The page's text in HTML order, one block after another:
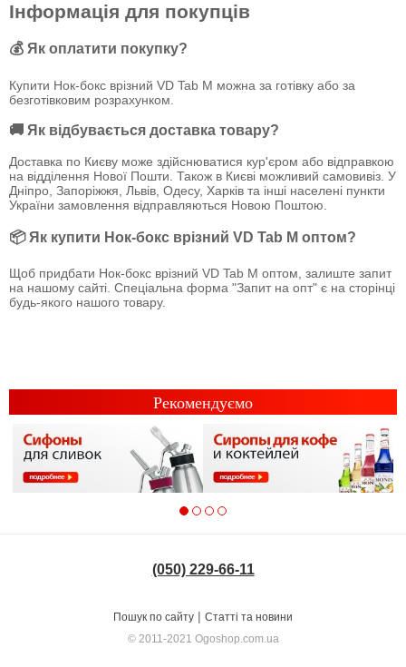
Інформація для покупців
💰 Як оплатити покупку?
Купити Нок-бокс врізний VD Tab M можна за готівку або за
безготівковим розрахунком.
🚚 Як відбувається доставка товару?
Доставка по Києву може здійснюватися кур'єром або відправкою
на відділення Нової Пошти. Також в Києві можливий самовивіз. У
Дніпро, Запоріжжя, Львів, Одесу, Харків та інші населені пункти
України замовлення відправляються Новою Поштою.
📦 Як купити Нок-бокс врізний VD Tab M оптом?
Щоб придбати Нок-бокс врізний VD Tab M оптом, залиште запит
на нашому сайті. Спеціальна форма "Запит на опт" є на сторінці
будь-якого нашого товару.
Рекомендуємо
(050) 229-66-11
Пошук по сайту | Статті та новини
© 2011-2021 Ogoshop.com.ua